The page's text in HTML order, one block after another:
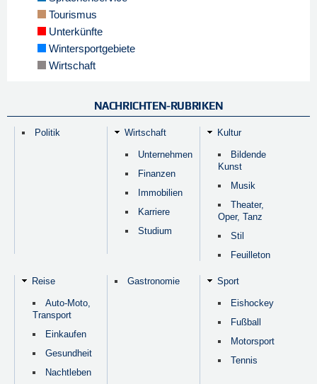
Tourismus
Unterkünfte
Wintersportgebiete
Wirtschaft
NACHRICHTEN-RUBRIKEN
Politik Wirtschaft
Unternehmen
Finanzen
Immobilien
Karriere
Studium
Kultur
Bildende
Kunst
Musik
Theater,
Oper, Tanz
Stil
Feuilleton
Reise
Auto-Moto,
Transport
Einkaufen
Gesundheit
Nachtleben
Gastronomie Sport
Eishockey
Fußball
Motorsport
Tennis